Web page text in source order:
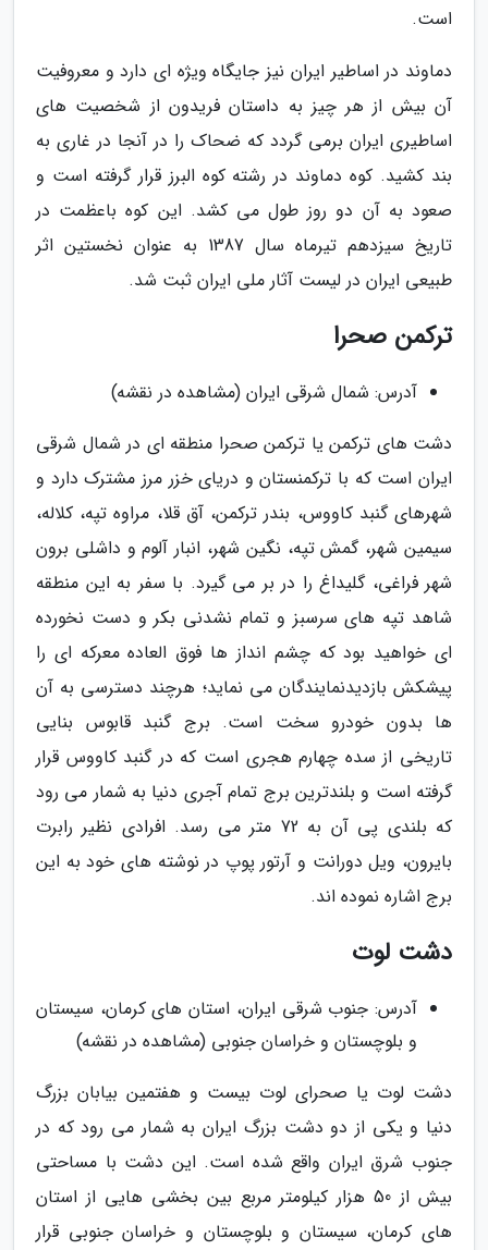
است.
دماوند در اساطیر ایران نیز جایگاه ویژه ای دارد و معروفیت
آن بیش از هر چیز به داستان فریدون از شخصیت های
اساطیری ایران برمی گردد که ضحاک را در آنجا در غاری به
بند کشید. کوه دماوند در رشته کوه البرز قرار گرفته است و
صعود به آن دو روز طول می کشد. این کوه باعظمت در
تاریخ سیزدهم تیرماه سال 1387 به عنوان نخستین اثر
طبیعی ایران در لیست آثار ملی ایران ثبت شد.
ترکمن صحرا
آدرس: شمال شرقی ایران (مشاهده در نقشه)
دشت های ترکمن یا ترکمن صحرا منطقه ای در شمال شرقی
ایران است که با ترکمنستان و دریای خزر مرز مشترک دارد و
شهرهای گنبد کاووس، بندر ترکمن، آق قلا، مراوه تپه، کلاله،
سیمین شهر، گمش تپه، نگین شهر، انبار آلوم و داشلی برون
شهر فراغی، گلیداغ را در بر می گیرد. با سفر به این منطقه
شاهد تپه های سرسبز و تمام نشدنی بکر و دست نخورده
ای خواهید بود که چشم انداز ها فوق العاده معرکه ای را
پیشکش بازدیدنمایندگان می نماید؛ هرچند دسترسی به آن
ها بدون خودرو سخت است. برج گنبد قابوس بنایی
تاریخی از سده چهارم هجری است که در گنبد کاووس قرار
گرفته است و بلندترین برج تمام آجری دنیا به شمار می رود
که بلندی پی آن به 72 متر می رسد. افرادی نظیر رابرت
بایرون، ویل دورانت و آرتور پوپ در نوشته های خود به این
برج اشاره نموده اند.
دشت لوت
آدرس: جنوب شرقی ایران، استان های کرمان، سیستان
و بلوچستان و خراسان جنوبی (مشاهده در نقشه)
دشت لوت یا صحرای لوت بیست و هفتمین بیابان بزرگ
دنیا و یکی از دو دشت بزرگ ایران به شمار می رود که در
جنوب شرق ایران واقع شده است. این دشت با مساحتی
بیش از 50 هزار کیلومتر مربع بین بخشی هایی از استان
های کرمان، سیستان و بلوچستان و خراسان جنوبی قرار